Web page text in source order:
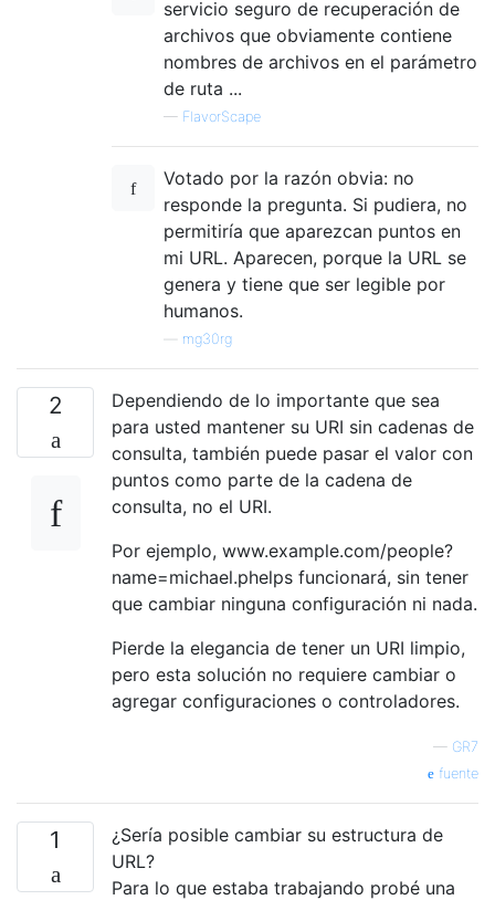
servicio seguro de recuperación de
archivos que obviamente contiene
nombres de archivos en el parámetro
de ruta ...
— FlavorScape
Votado por la razón obvia: no
responde la pregunta. Si pudiera, no
permitiría que aparezcan puntos en
mi URL. Aparecen, porque la URL se
genera y tiene que ser legible por
humanos.
mg30rg
2
Dependiendo de lo importante que sea
para usted mantener su URI sin cadenas de
consulta, también puede pasar el valor con
puntos como parte de la cadena de
consulta, no el URI.
Por ejemplo, www.example.com/people?
name=michael.phelps funcionará, sin tener
que cambiar ninguna configuración ni nada.
Pierde la elegancia de tener un URI limpio,
pero esta solución no requiere cambiar o
agregar configuraciones o controladores.
— GR7
fuente
1
¿Sería posible cambiar su estructura de
URL?
Para lo que estaba trabajando probé una